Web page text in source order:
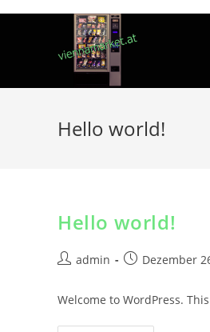
Hello world!
Hello world!
admin Dezember
Welcome to WordPress.